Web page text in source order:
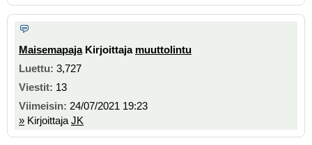
Maisemapaja Kirjoittaja muuttolintu
3,727
13
24/07/2021 19:23
» Kirjoittaja JK